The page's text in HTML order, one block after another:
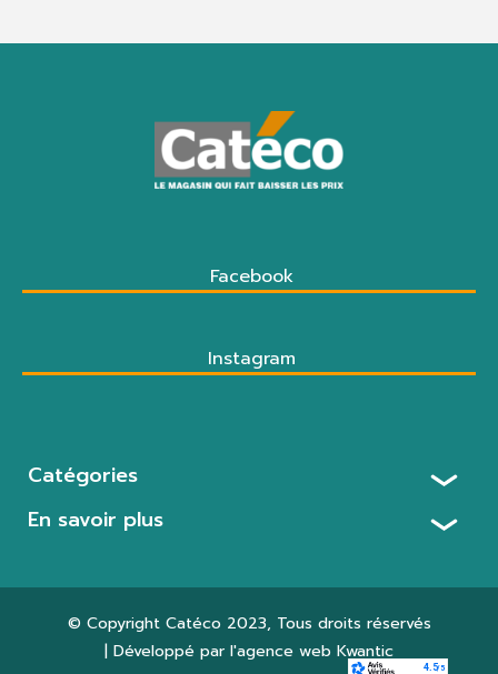
Facebook
Instagram
Catégories
En savoir plus
© Copyright Catéco 2023, Tous droits réservés
| Développé par l'agence web Kwantic